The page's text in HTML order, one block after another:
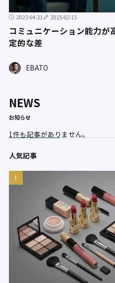
2023-04-21 2025-02-15
コミュニケーション能力が
定的な差
EBATO
NEWS
お知らせ
1件も記事がありません。
人気記事